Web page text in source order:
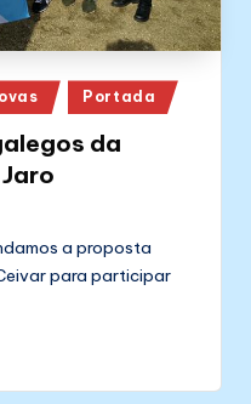
Portada
da
a proposta
para participar